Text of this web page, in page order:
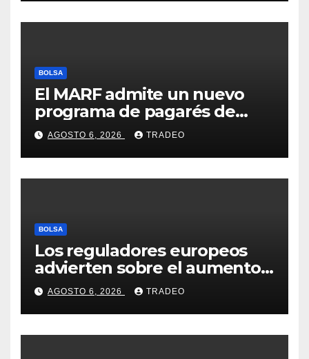
BOLSA
El MARF admite un nuevo
programa de pagarés de
Seresco por 20 millones de
euros
AGOSTO 6, 2026 TRADEO
BOLSA
Los reguladores europeos
advierten sobre el aumento
del fraude con criptos tras la
llegada de MiCA
AGOSTO 6, 2026 TRADEO